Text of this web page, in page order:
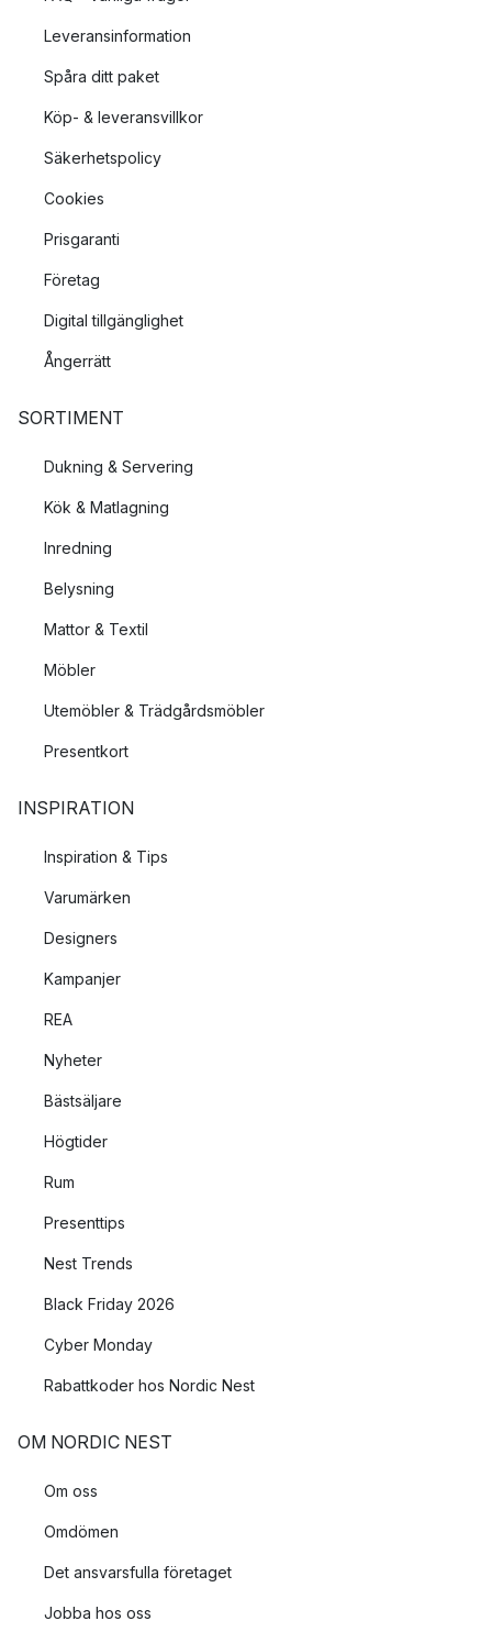
Leveransinformation
Spåra ditt paket
Köp- & leveransvillkor
Säkerhetspolicy
Cookies
Prisgaranti
Företag
Digital tillgänglighet
Ångerrätt
SORTIMENT
Dukning & Servering
Kök & Matlagning
Inredning
Belysning
Mattor & Textil
Möbler
Utemöbler & Trädgårdsmöbler
Presentkort
INSPIRATION
Inspiration & Tips
Varumärken
Designers
Kampanjer
REA
Nyheter
Bästsäljare
Högtider
Rum
Presenttips
Nest Trends
Black Friday 2026
Cyber Monday
Rabattkoder hos Nordic Nest
OM NORDIC NEST
Om oss
Omdömen
Det ansvarsfulla företaget
Jobba hos oss